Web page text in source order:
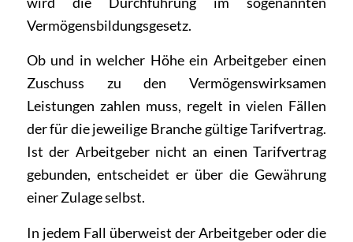
Vermögensbildungsgesetz.
Ob und in welcher Höhe ein Arbeitgeber einen
Zuschuss zu den Vermögenswirksamen
Leistungen zahlen muss, regelt in vielen Fällen
der für die jeweilige Branche gültige Tarifvertrag.
Ist der Arbeitgeber nicht an einen Tarifvertrag
gebunden, entscheidet er über die Gewährung
einer Zulage selbst.
In jedem Fall überweist der Arbeitgeber oder die